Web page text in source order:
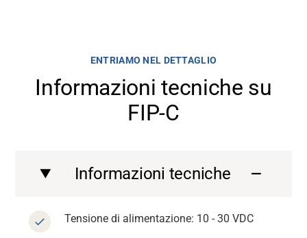
ENTRIAMO NEL DETTAGLIO
Informazioni tecniche su
FIP-C
Informazioni tecniche
Tensione di alimentazione: 10 - 30 VDC